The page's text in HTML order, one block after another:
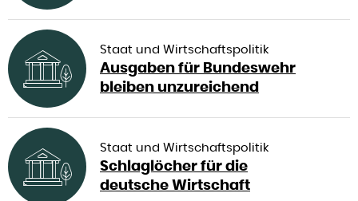
Staat und Wirtschaftspolitik
Ausgaben für Bundeswehr
bleiben unzureichend
Staat und Wirtschaftspolitik
Schlaglöcher für die
deutsche Wirtschaft